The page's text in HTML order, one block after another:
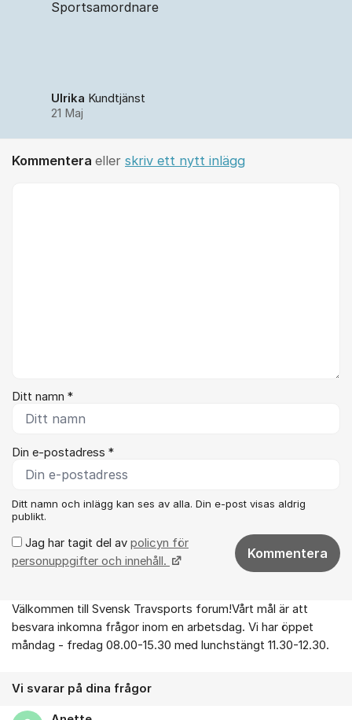
Sportsamordnare
Ulrika Kundtjänst
21 Maj
Kommentera eller skriv ett nytt inlägg
Ditt namn *
Din e-postadress *
Ditt namn och inlägg kan ses av alla. Din e-post visas aldrig
publikt.
Jag har tagit del av policyn för
personuppgifter och innehåll.
Kommentera
Om forumet
Välkommen till Svensk Travsports forum!Vårt mål är att
besvara inkomna frågor inom en arbetsdag. Vi har öppet
måndag - fredag 08.00-15.30 med lunchstängt 11.30-12.30.
Vi svarar på dina frågor